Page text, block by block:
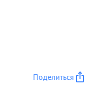
Поделиться